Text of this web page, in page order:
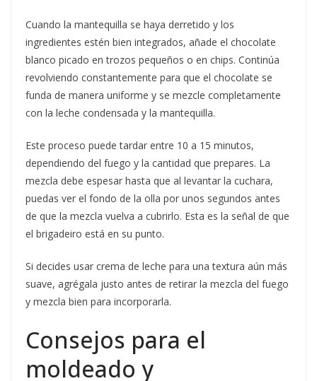
Cuando la mantequilla se haya derretido y los
ingredientes estén bien integrados, añade el chocolate
blanco picado en trozos pequeños o en chips. Continúa
revolviendo constantemente para que el chocolate se
funda de manera uniforme y se mezcle completamente
con la leche condensada y la mantequilla.
Este proceso puede tardar entre 10 a 15 minutos,
dependiendo del fuego y la cantidad que prepares. La
mezcla debe espesar hasta que al levantar la cuchara,
puedas ver el fondo de la olla por unos segundos antes
de que la mezcla vuelva a cubrirlo. Esta es la señal de que
el brigadeiro está en su punto.
Si decides usar crema de leche para una textura aún más
suave, agrégala justo antes de retirar la mezcla del fuego
y mezcla bien para incorporarla.
Consejos para el
moldeado y